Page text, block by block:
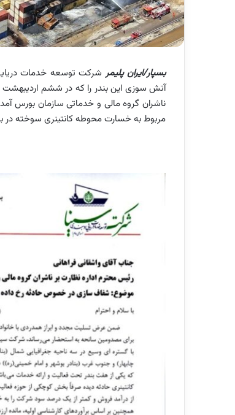
بسپار/ایران پلیمر شرکت توسعه خدمات دریایی
ناشران گروه مالی و خدماتی سازمان بورس
مربوط به خسارت محوطه کانتینری سوخته در